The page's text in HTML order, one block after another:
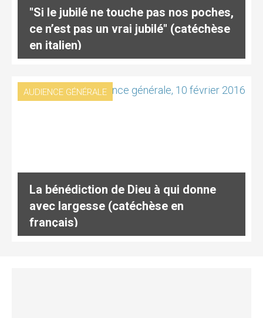
"Si le jubilé ne touche pas nos poches,
ce n’est pas un vrai jubilé" (catéchèse
en italien)
AUDIENCE GÉNÉRALE
La bénédiction de Dieu à qui donne
avec largesse (catéchèse en
français)